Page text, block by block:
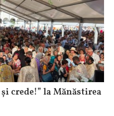
crede!” la Mănăstirea